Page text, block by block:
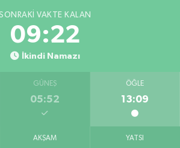
VAKTE KALAN
09:21
İkindi Namazı
GÜNEŞ
05:52
ÖĞLE
13:09
AKŞAM YATSI